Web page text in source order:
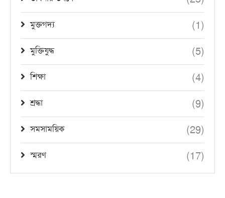
মুক্তগদ্য (1)
মুক্তিযুদ্ধ (5)
শিক্ষা (4)
শ্রদ্ধা (9)
সমসাময়িক (29)
স্মরণ (17)